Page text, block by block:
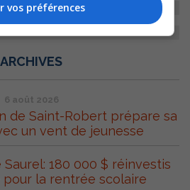
ARCHIVES
6 août 2026
de Saint-Robert prépare sa
un vent de jeunesse
Saurel: 180 000 $ réinvestis
pour la rentrée scolaire
vos préférences